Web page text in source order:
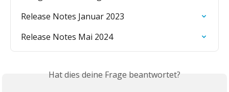
Release Notes Januar 2023
Release Notes Mai 2024
Hat dies deine Frage beantwortet?